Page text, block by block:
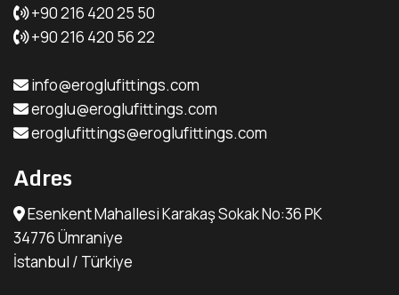
+90 216 420 25 50
+90 216 420 56 22
info@eroglufittings.com
eroglu@eroglufittings.com
eroglufittings@eroglufittings.com
Adres
Esenkent Mahallesi Karakaş Sokak No:36 PK
34776 Ümraniye
İstanbul / Türkiye